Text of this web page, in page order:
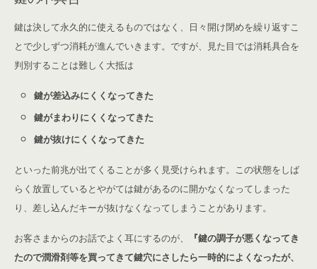
鍵は決して永久的に使えるものではなく、日々開け閉めを繰り返すこ
とで少しずつ消耗が進んでいきます。ですが、見た目では消耗具合を
判別することは難しく大抵は
鍵が差込みにくくなってきた
鍵がまわりにくくなってきた
鍵が抜けにくくなってきた
といった前兆が出てくることが多く見受けられます。この状態をしば
らく放置しているとやがては鍵があるのに開かなくなってしまった
り、差し込んだキーが抜けなくなってしまうことがあります。
お客さまからのお話でよく耳にするのが、
『鍵の調子が悪くなってき
たので潤滑剤等を買ってきて鍵穴にさしたら一時的によくなったが、